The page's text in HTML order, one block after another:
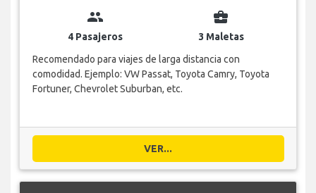
group
4 Pasajeros
business_center
3 Maletas
Recomendado para viajes de larga distancia con
comodidad. Ejemplo: VW Passat, Toyota Camry, Toyota
Fortuner, Chevrolet Suburban, etc.
VER...